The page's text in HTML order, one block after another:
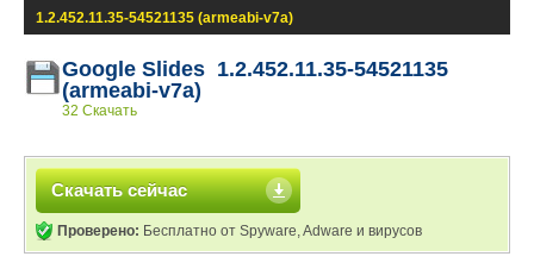
1.2.452.11.35-54521135 (armeabi-v7a)
Google Slides 1.2.452.11.35-54521135
(armeabi-v7a)
32 Скачать
Скачать сейчас
Проверено: Бесплатно от Spyware, Adware и вирусов